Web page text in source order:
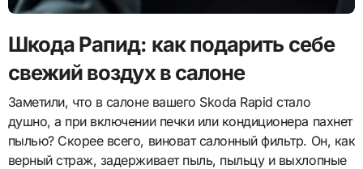
Шкода Рапид: как подарить себе
свежий воздух в салоне
Заметили, что в салоне вашего Skoda Rapid стало
душно, а при включении печки или кондиционера пахнет
пылью? Скорее всего, виноват салонный фильтр. Он, как
верный страж, задерживает пыль, пыльцу и выхлопные